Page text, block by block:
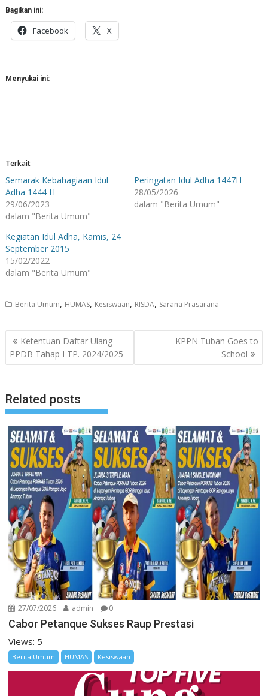
Bagikan ini:
Facebook X
Menyukai ini:
Terkait
Semarak Kebahagiaan Idul
Adha 1444 H
29/06/2023
dalam "Berita Umum"
Peringatan Idul Adha 1447H
28/05/2026
dalam "Berita Umum"
Kegiatan Idul Adha, Kamis, 24
September 2015
15/02/2022
dalam "Berita Umum"
Berita Umum, HUMAS, Kesiswaan, RISDA, Sarana Prasarana
Navigasi
pos
Ketentuan Daftar Ulang
PPDB Tahap I TP. 2024/2025
KPPN Tuban Goes to
School
Related posts
27/07/2026 admin 0
Cabor Petanque Sukses Raup Prestasi
Views: 5
Berita Umum HUMAS Kesiswaan